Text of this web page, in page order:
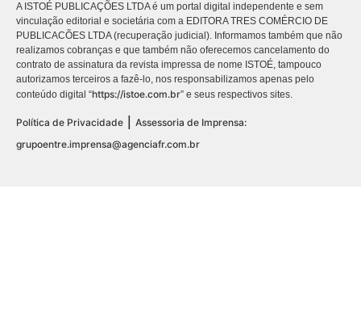
A ISTOÉ PUBLICAÇÕES LTDA é um portal digital independente e sem
vinculação editorial e societária com a EDITORA TRES COMÉRCIO DE
PUBLICACÕES LTDA (recuperação judicial). Informamos também que não
realizamos cobranças e que também não oferecemos cancelamento do
contrato de assinatura da revista impressa de nome ISTOÉ, tampouco
autorizamos terceiros a fazê-lo, nos responsabilizamos apenas pelo
conteúdo digital “https://istoe.com.br” e seus respectivos sites.
Política de Privacidade
Assessoria de Imprensa:
grupoentre.imprensa@agenciafr.com.br